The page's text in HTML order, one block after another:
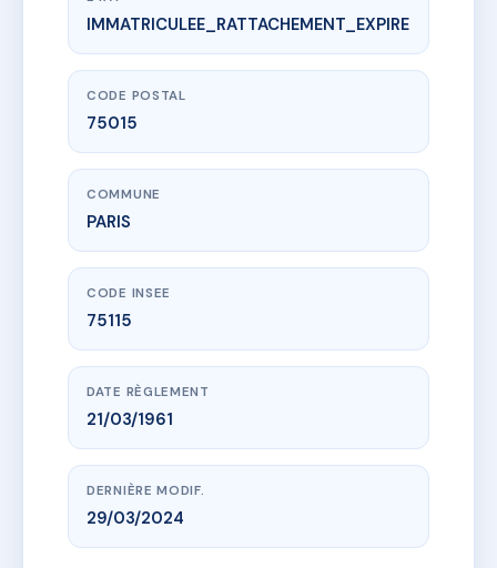
www.vme.plus/AA8697682
SDC 14 HUMBLOT
14 r humblot
IMMATRICULEE_RATTACHEMENT_EXPIRE
CODE POSTAL
75015
COMMUNE
PARIS
CODE INSEE
75115
DATE RÈGLEMENT
21/03/1961
DERNIÈRE MODIF.
29/03/2024